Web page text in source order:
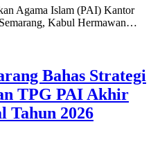
Agama Islam (PAI) Kantor
Kabul Hermawan…
Bahas Strategi
TPG PAI Akhir
Tahun 2026